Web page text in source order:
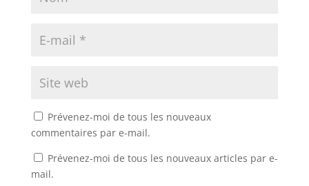
Prévenez-moi de tous les nouveaux
commentaires par e-mail.
Prévenez-moi de tous les nouveaux articles par e-
mail.